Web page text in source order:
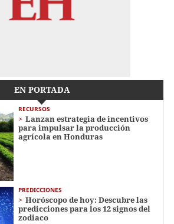
EN PORTADA
RECURSOS
Lanzan estrategia de incentivos
para impulsar la producción
agrícola en Honduras
PREDICCIONES
Horóscopo de hoy: Descubre las
predicciones para los 12 signos del
zodiaco